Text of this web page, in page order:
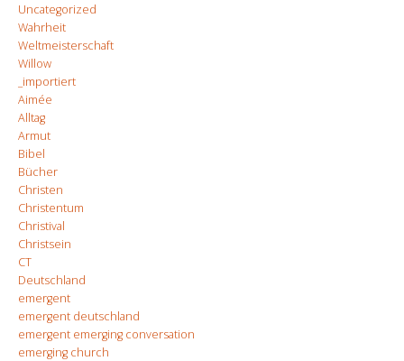
Uncategorized
Wahrheit
Weltmeisterschaft
Willow
_importiert
Aimée
Alltag
Armut
Bibel
Bücher
Christen
Christentum
Christival
Christsein
CT
Deutschland
emergent
emergent deutschland
emergent emerging conversation
emerging church